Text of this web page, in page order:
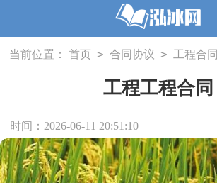
当前位置： 首页 > 合同协议 > 工程合同
工程工程合同
时间：2026-06-11 20:51:10